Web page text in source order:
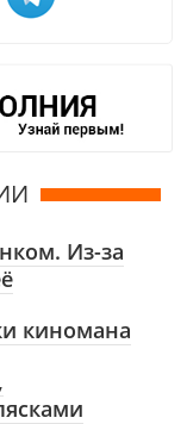
Из-за
киномана